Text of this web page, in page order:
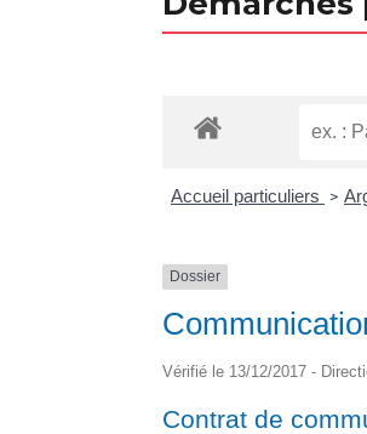
Accueil particuliers >
Dossier
Vérifié le 13/12/2017 -
Contrat de